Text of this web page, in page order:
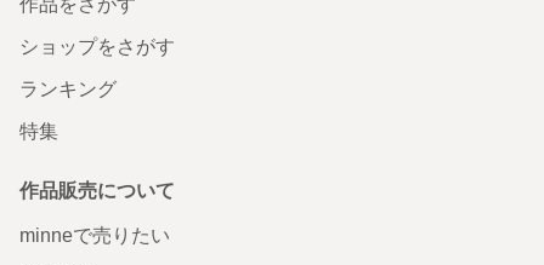
ショップをさがす
ランキング
特集
作品販売について
minneで売りたい